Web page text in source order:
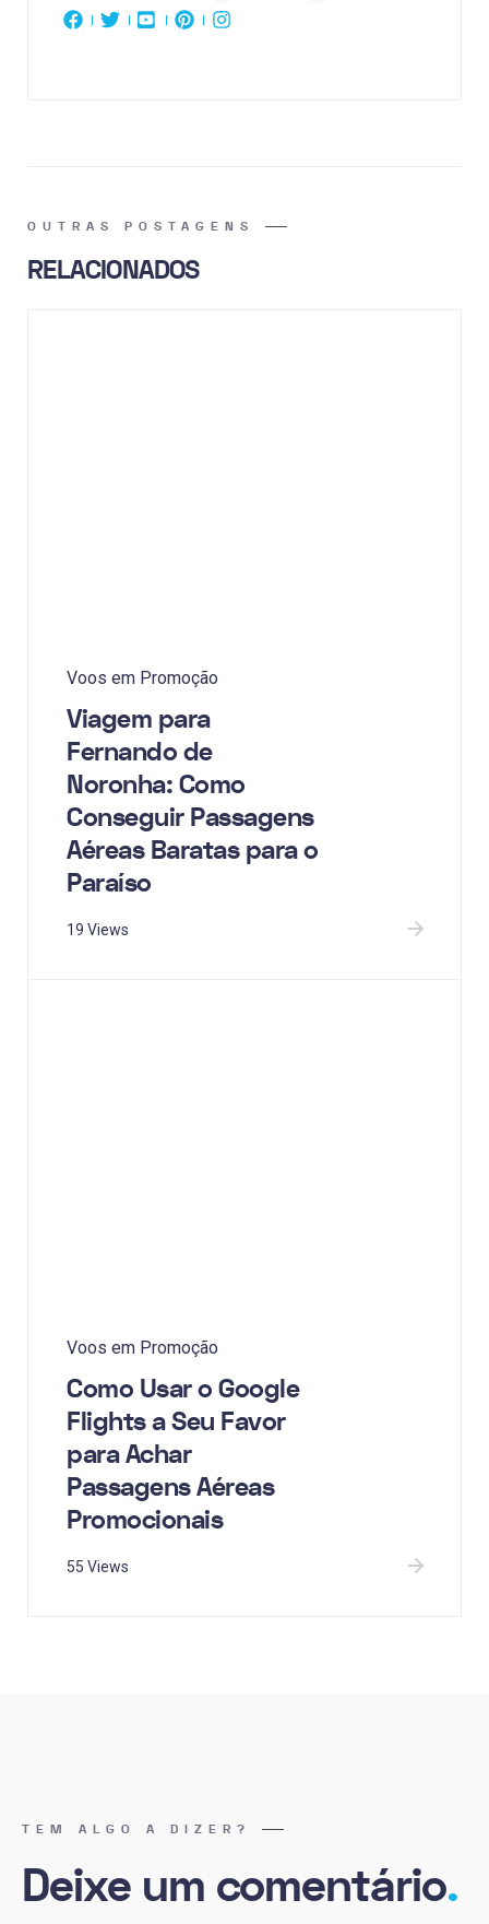
OUTRAS POSTAGENS
RELACIONADOS
Voos em Promoção
Viagem para
Fernando de
Noronha: Como
Conseguir Passagens
Aéreas Baratas para o
Paraíso
19 Views
Voos em Promoção
Como Usar o Google
Flights a Seu Favor
para Achar
Passagens Aéreas
Promocionais
55 Views
TEM ALGO A DIZER?
Deixe um comentário.